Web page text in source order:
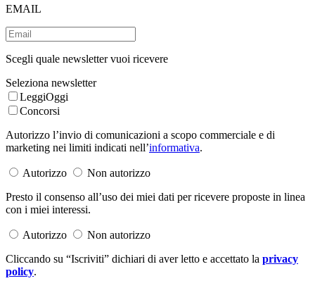
EMAIL
Scegli quale newsletter vuoi ricevere
Seleziona newsletter
LeggiOggi
Concorsi
Autorizzo l’invio di comunicazioni a scopo commerciale e di
marketing nei limiti indicati nell’informativa.
Autorizzo
Non autorizzo
Presto il consenso all’uso dei miei dati per ricevere proposte in linea
con i miei interessi.
Autorizzo
Non autorizzo
Cliccando su “Iscriviti” dichiari di aver letto e accettato la privacy
policy.